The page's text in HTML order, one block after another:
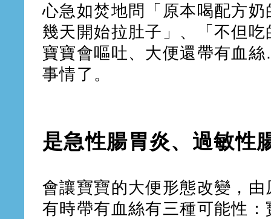
心急如焚地問「原本喝配方
幾天開始拉肚子」、「不但
寶寶會嘔吐、大便還帶有血
事情了。
是急性腸胃炎、過敏性
會讓寶寶的大便形態改變，
有時帶有血絲有三種可能性